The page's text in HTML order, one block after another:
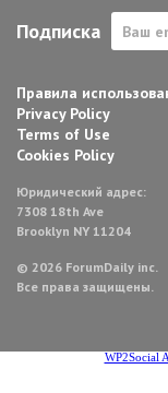
Подписка
Правила
Privacy Policy
Terms of Use
Cookies Policy
Юридический адрес:
7308 18th Ave
Brooklyn NY 11204
© 2026 ForumDaily inc.
Все права защищены.
WP2Social